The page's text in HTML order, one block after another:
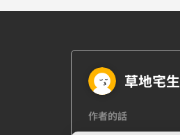
草地宅生
作者的話